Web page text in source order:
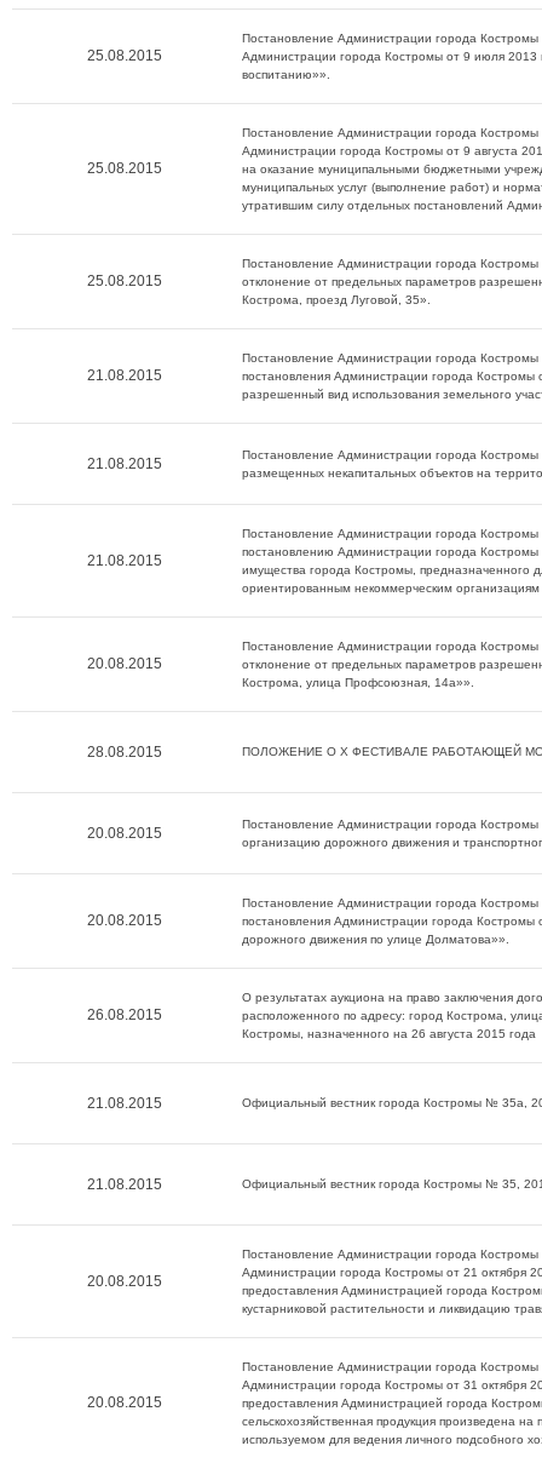
25.08.2015
Постановление Администрации города
Администрации города Костромы от 9 июля 2013
воспитанию»».
25.08.2015
Постановление Администрации города
Администрации города Костромы от 9 августа
на оказание муниципальными бюджетными
муниципальных услуг (выполнение работ) и
утратившим силу отдельных постановлений
25.08.2015
Постановление Администрации города
отклонение от предельных параметров
Кострома, проезд Луговой, 35».
21.08.2015
Постановление Администрации города
постановления Администрации города
разрешенный вид использования земельного
21.08.2015
Постановление Администрации города
размещенных некапитальных объектов на
21.08.2015
Постановление Администрации города
постановлению Администрации города
имущества города Костромы, предназначенного
ориентированным некоммерческим
20.08.2015
Постановление Администрации города
отклонение от предельных параметров
Кострома, улица Профсоюзная, 14а»».
28.08.2015 ПОЛОЖЕНИЕ О Х ФЕСТИВАЛЕ РАБОТАЮЩЕЙ
20.08.2015
Постановление Администрации города
организацию дорожного движения и
20.08.2015
Постановление Администрации города
постановления Администрации города
дорожного движения по улице Долматова»».
26.08.2015
О результатах аукциона на право заключения
расположенного по адресу: город Кострома,
Костромы, назначенного на 26 августа 2015 года
21.08.2015 Официальный вестник города Костромы № 35а,
21.08.2015 Официальный вестник города Костромы № 35,
20.08.2015
Постановление Администрации города
Администрации города Костромы от 21 октября
предоставления Администрацией города
кустарниковой растительности и ликвидацию
20.08.2015
Постановление Администрации города
Администрации города Костромы от 31 октября
предоставления Администрацией города
сельскохозяйственная продукция произведена
используемом для ведения личного подсобного